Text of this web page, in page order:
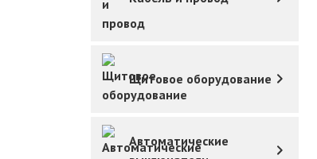
Щитовое оборудование
Автоматические